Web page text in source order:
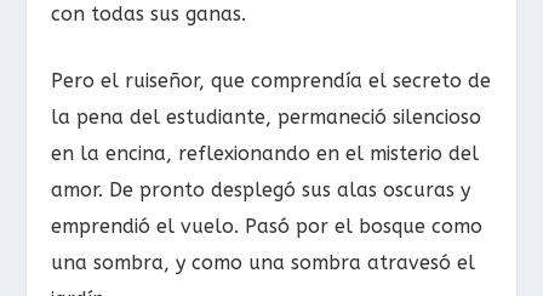
con todas sus ganas.
Pero el ruiseñor, que comprendía el secreto de
la pena del estudiante, permaneció silencioso
en la encina, reflexionando en el misterio del
amor. De pronto desplegó sus alas oscuras y
emprendió el vuelo. Pasó por el bosque como
una sombra, y como una sombra atravesó el